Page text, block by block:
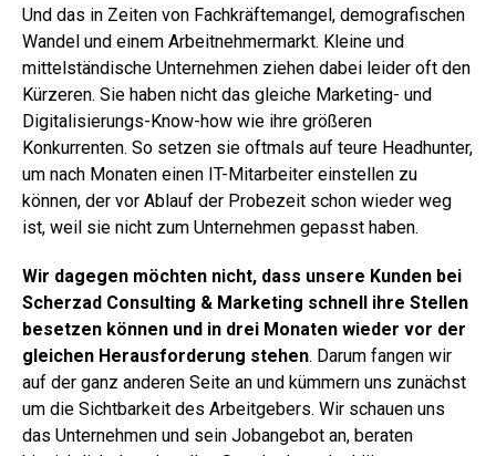
Und das in Zeiten von Fachkräftemangel, demografischen
Wandel und einem Arbeitnehmermarkt. Kleine und
mittelständische Unternehmen ziehen dabei leider oft den
Kürzeren. Sie haben nicht das gleiche Marketing- und
Digitalisierungs-Know-how wie ihre größeren
Konkurrenten. So setzen sie oftmals auf teure Headhunter,
um nach Monaten einen IT-Mitarbeiter einstellen zu
können, der vor Ablauf der Probezeit schon wieder weg
ist, weil sie nicht zum Unternehmen gepasst haben.
Wir dagegen möchten nicht, dass unsere Kunden bei
Scherzad Consulting & Marketing schnell ihre Stellen
besetzen können und in drei Monaten wieder vor der
gleichen Herausforderung stehen. Darum fangen wir
auf der ganz anderen Seite an und kümmern uns zunächst
um die Sichtbarkeit des Arbeitgebers. Wir schauen uns
das Unternehmen und sein Jobangebot an, beraten